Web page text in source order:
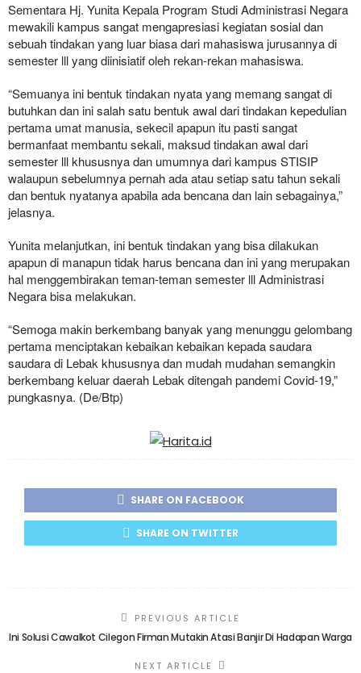
Sementara Hj. Yunita Kepala Program Studi Administrasi Negara
mewakili kampus sangat mengapresiasi kegiatan sosial dan
sebuah tindakan yang luar biasa dari mahasiswa jurusannya di
semester lll yang diinisiatif oleh rekan-rekan mahasiswa.
“Semuanya ini bentuk tindakan nyata yang memang sangat di
butuhkan dan ini salah satu bentuk awal dari tindakan kepedulian
pertama umat manusia, sekecil apapun itu pasti sangat
bermanfaat membantu sekali, maksud tindakan awal dari
semester lll khususnya dan umumnya dari kampus STISIP
walaupun sebelumnya pernah ada atau setiap satu tahun sekali
dan bentuk nyatanya apabila ada bencana dan lain sebagainya,”
jelasnya.
Yunita melanjutkan, ini bentuk tindakan yang bisa dilakukan
apapun di manapun tidak harus bencana dan ini yang merupakan
hal menggembirakan teman-teman semester lll Administrasi
Negara bisa melakukan.
“Semoga makin berkembang banyak yang menunggu gelombang
pertama menciptakan kebaikan kebaikan kepada saudara
saudara di Lebak khususnya dan mudah mudahan semangkin
berkembang keluar daerah Lebak ditengah pandemi Covid-19,”
pungkasnya. (De/Btp)
SHARE ON FACEBOOK
SHARE ON TWITTER
PREVIOUS ARTICLE
Ini Solusi Cawalkot Cilegon Firman Mutakin Atasi Banjir Di Hadapan Warga
NEXT ARTICLE